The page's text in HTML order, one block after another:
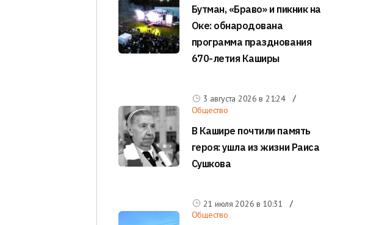
Бутман, «Браво» и пикник на
Оке: обнародована
программа празднования
670-летия Каширы
3 августа 2026 в 21:24
Общество
В Кашире почтили память
героя: ушла из жизни Раиса
Сушкова
21 июля 2026 в 10:31
Общество